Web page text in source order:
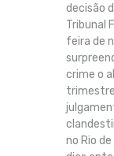
decisão
Tribunal
feira de
crime o
no Rio